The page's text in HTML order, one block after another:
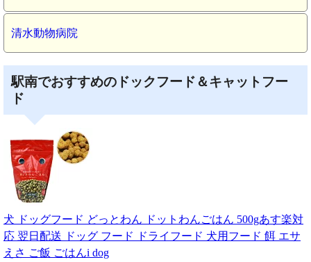
清水動物病院
駅南でおすすめのドックフード＆キャットフー
ド
犬 ドッグフード どっとわん ドットわんごはん 500gあす楽対
応 翌日配送 ドッグ フード ドライフード 犬用フード 餌 エサ
えさ ご飯 ごはんi dog